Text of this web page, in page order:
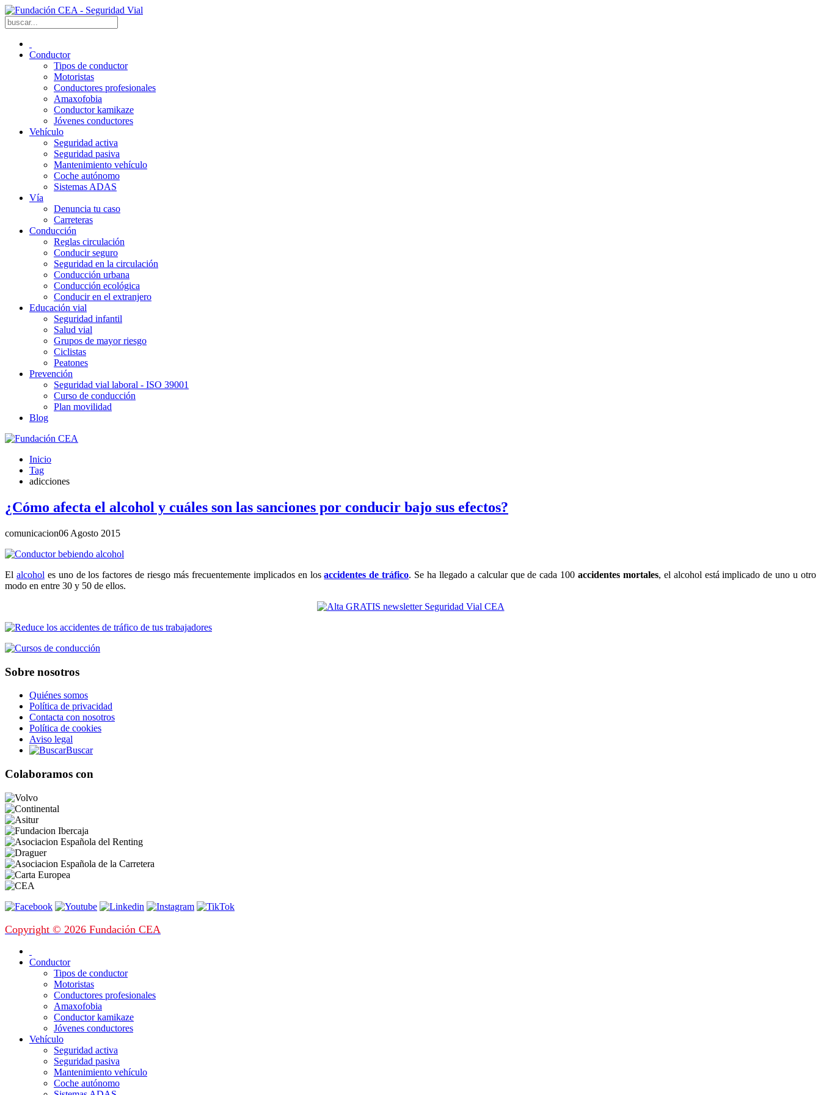
Conductor
Tipos de conductor
Motoristas
Conductores profesionales
Amaxofobia
Conductor kamikaze
Jóvenes conductores
Vehículo
Seguridad activa
Seguridad pasiva
Mantenimiento vehículo
Coche autónomo
Sistemas ADAS
Vía
Denuncia tu caso
Carreteras
Conducción
Reglas circulación
Conducir seguro
Seguridad en la circulación
Conducción urbana
Conducción ecológica
Conducir en el extranjero
Educación vial
Seguridad infantil
Salud vial
Grupos de mayor riesgo
Ciclistas
Peatones
Prevención
Seguridad vial laboral - ISO 39001
Curso de conducción
Plan movilidad
Blog
Inicio
Tag
adicciones
¿Cómo afecta el alcohol y cuáles son las sanciones por conducir bajo sus efectos?
comunicacion06 Agosto 2015
El alcohol es uno de los factores de riesgo más frecuentemente implicados en losaccidentes de tráfico. Se ha llegado a calcular que de cada 100accidentes mortales, el alcohol está implicado de uno u otro
modo en entre 30 y 50 de ellos.
Sobre nosotros
Quiénes somos
Política de privacidad
Contacta con nosotros
Política de cookies
Aviso legal
Buscar
Colaboramos con
Copyright © 2026 Fundación CEA
Conductor
Tipos de conductor
Motoristas
Conductores profesionales
Amaxofobia
Conductor kamikaze
Jóvenes conductores
Vehículo
Seguridad activa
Seguridad pasiva
Mantenimiento vehículo
Coche autónomo